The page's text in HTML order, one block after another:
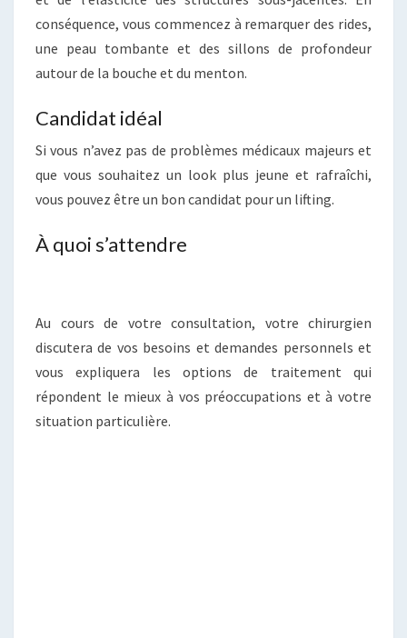
conséquence, vous commencez à remarquer des rides,
une peau tombante et des sillons de profondeur
autour de la bouche et du menton.
Candidat idéal
Si vous n’avez pas de problèmes médicaux majeurs et
que vous souhaitez un look plus jeune et rafraîchi,
vous pouvez être un bon candidat pour un lifting.
À quoi s’attendre
Au cours de votre consultation, votre chirurgien
discutera de vos besoins et demandes personnels et
vous expliquera les options de traitement qui
répondent le mieux à vos préoccupations et à votre
situation particulière.